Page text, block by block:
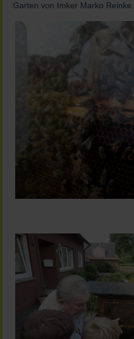
Garten von Imker Marko Reinke.